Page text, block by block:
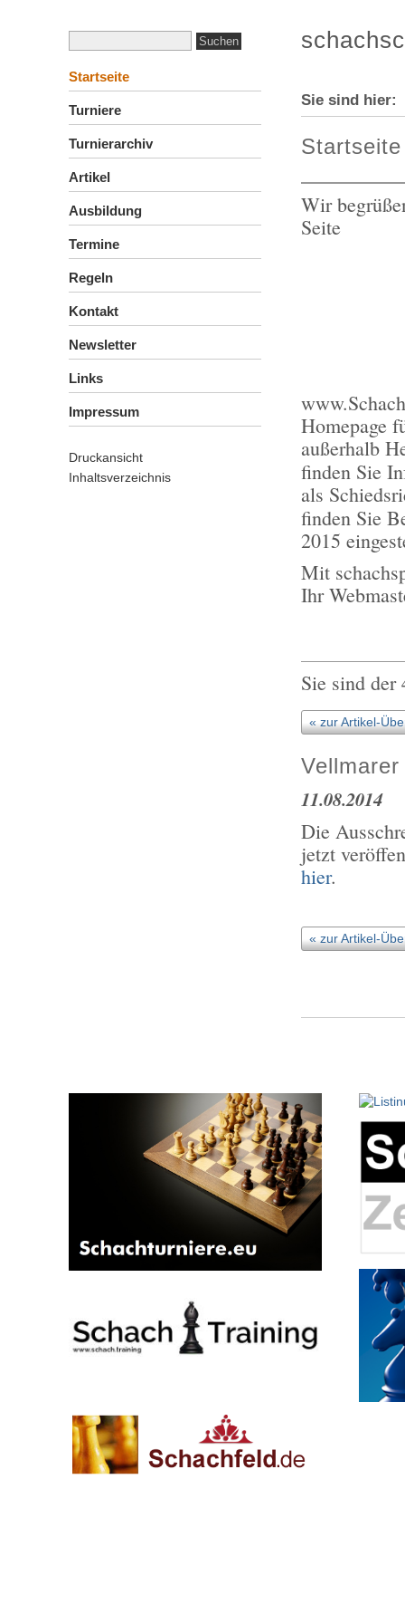
Startseite
Turniere
Turnierarchiv
Artikel
Ausbildung
Termine
Regeln
Kontakt
Newsletter
Links
Impressum
Druckansicht
Inhaltsverzeichnis
Sie sind
Startseite
Wir
Seite
Homepage
außerhalb
finden Sie
als
finden Sie
2015
Mit
Ihr
Sie sind der
« zur Artikel-
11.08.2014
Die
jetzt
hier.
« zur Artikel-